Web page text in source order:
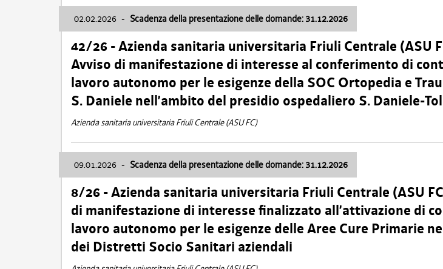
02.02.2026 - Scadenza della presentazione delle domande: 31.12.2026
42/26 - Azienda sanitaria universitaria Friuli Centrale (ASU
Avviso di manifestazione di interesse al conferimento di
lavoro autonomo per le esigenze della SOC Ortopedia e
S. Daniele nell’ambito del presidio ospedaliero S. Daniele-
Azienda sanitaria universitaria Friuli Centrale (ASU FC)
09.01.2026 - Scadenza della presentazione delle domande: 31.12.2026
8/26 - Azienda sanitaria universitaria Friuli Centrale (ASU
di manifestazione di interesse finalizzato all’attivazione di
lavoro autonomo per le esigenze delle Aree Cure Primarie
dei Distretti Socio Sanitari aziendali